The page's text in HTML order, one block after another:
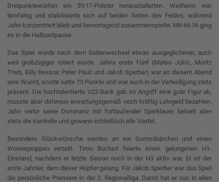
Dreipunktewürfen ein 39:17-Polster herausballerten. Weilheim war
lernfähig und stabilisierte sich auf beiden Seiten des Feldes, während
Jahn konzentriert blieb und hervorragend zusammenspielte. Mit 66:36 ging
es in die Halbzeitpause.
Das Spiel wurde nach dem Seitenwechsel etwas ausgeglichener, auch
weil großzügiger rotiert wurde. Jahns erste Fünf (Mateo Jukic, Moritz
Trieb, Billy Bessoir, Peter Pauli und Jakob Sperber) war an diesem Abend
eine Wucht, scorte satte 73 Punkte und war auch in der Verteidigung stets
präsent. Die hochtalentierte U22-Bank gab im Angriff eine gute Figur ab,
musste aber defensiv erwartungsgemäß noch kräftig Lehrgeld bezahlen.
Jahn verlor seine Dominanz mit fortlaufender Spieldauer, behielt aber
stets die Kontrolle und gewann schließlich alle Viertel.
Besondere Glückwünsche werden an ein Gummibärchen und einen
Wonneproppen verteilt. Timo Bücherl feierte einen gelungenen H1-
Einstand, nachdem er letzte Saison noch in der H3 aktiv war. Er ist der
erste Jahnler, dem dieser Hüpfer gelang. Für Jakob Sperber war das Spiel
die persönliche Premiere in der 2. Regionalliga. Damit hat er nun in allen